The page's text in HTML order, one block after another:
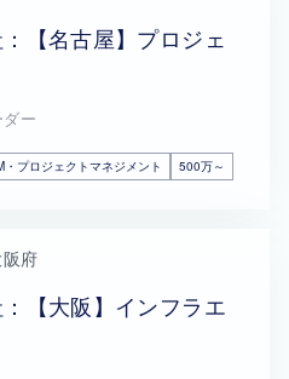
【名古屋】プロジェ
ダー
・プロジェクトマネジメント 500万～
府
【大阪】インフラエ